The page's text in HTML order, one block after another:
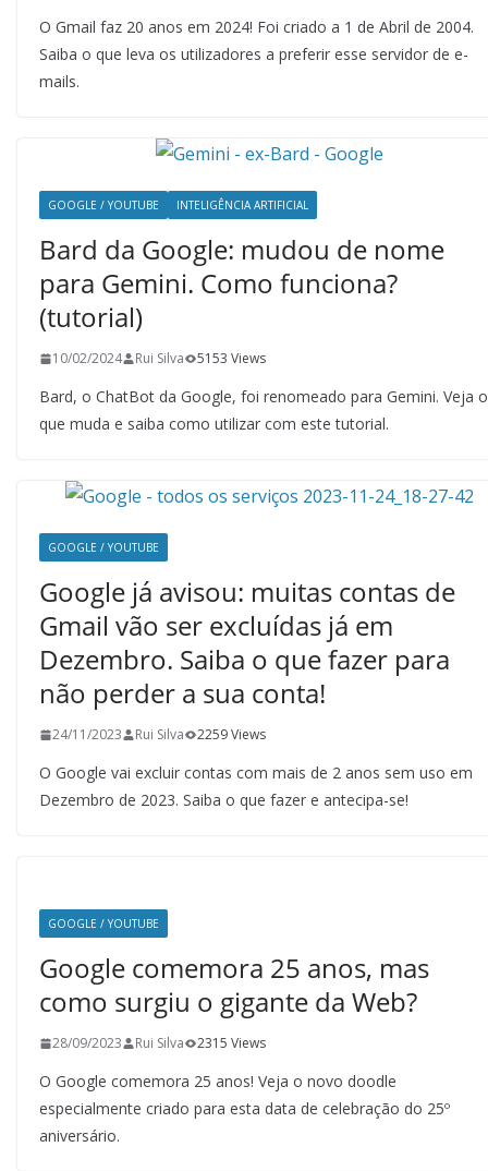
O Gmail faz 20 anos em 2024! Foi criado a 1 de Abril de 2004.
Saiba o que leva os utilizadores a preferir esse servidor de e-
mails.
GOOGLE / YOUTUBE INTELIGÊNCIA ARTIFICIAL
Bard da Google: mudou de nome
para Gemini. Como funciona?
(tutorial)
10/02/2024 Rui Silva 5153 Views
Bard, o ChatBot da Google, foi renomeado para Gemini. Veja o
que muda e saiba como utilizar com este tutorial.
GOOGLE / YOUTUBE
Google já avisou: muitas contas de
Gmail vão ser excluídas já em
Dezembro. Saiba o que fazer para
não perder a sua conta!
24/11/2023 Rui Silva 2259 Views
O Google vai excluir contas com mais de 2 anos sem uso em
Dezembro de 2023. Saiba o que fazer e antecipa-se!
GOOGLE / YOUTUBE
Google comemora 25 anos, mas
como surgiu o gigante da Web?
28/09/2023 Rui Silva 2315 Views
O Google comemora 25 anos! Veja o novo doodle
especialmente criado para esta data de celebração do 25º
aniversário.